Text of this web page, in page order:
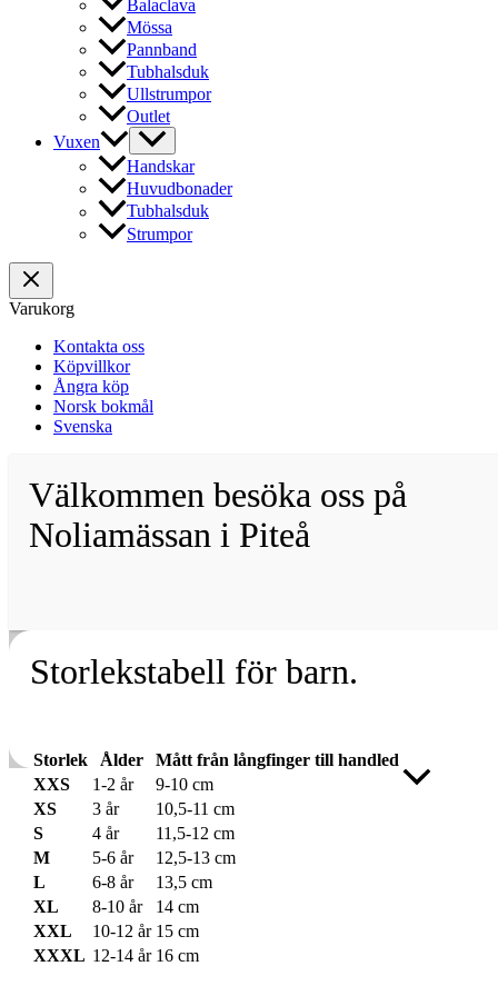
Balaclava
Mössa
Pannband
Tubhalsduk
Ullstrumpor
Outlet
Vuxen
Handskar
Huvudbonader
Tubhalsduk
Strumpor
Varukorg
Kontakta oss
Köpvillkor
Ångra köp
Norsk bokmål
Svenska
Välkommen besöka oss på
Noliamässan i Piteå
Storlekstabell för barn.
Storlek Ålder
Mått från långfinger till handled
XXS
1-2 år
9-10 cm
XS
3 år
10,5-11 cm
S
4 år
11,5-12 cm
M
5-6 år
12,5-13 cm
L
6-8 år
13,5 cm
XL
8-10 år
14 cm
XXL
10-12 år 15 cm
XXXL 12-14 år 16 cm